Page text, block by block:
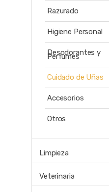
Razurado
Higiene Personal
Desodorantes y
Perfumes
Cuidado de Uñas
Accesorios
Otros
Limpieza
Veterinaria